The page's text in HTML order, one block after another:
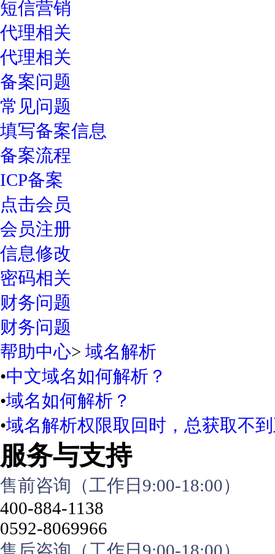
短信营销
代理相关
代理相关
备案问题
常见问题
填写备案信息
备案流程
ICP备案
点击会员
会员注册
信息修改
密码相关
财务问题
财务问题
帮助中心> 域名解析
•中文域名如何解析？
•域名如何解析？
•域名解析权限取回时，总获取不
服务与支持
售前咨询（工作日9:00-18:00）
400-884-1138
0592-8069966